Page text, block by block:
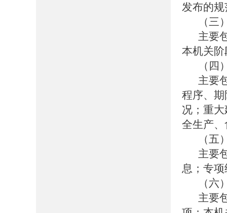
发布的
（三
主要
本机关
（四
主要
程序、
况；重
全生产
（五
主要
息；专
（六
主要